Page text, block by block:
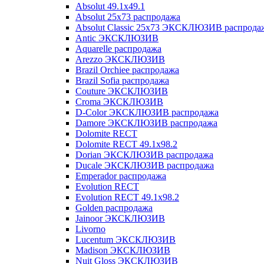
Absolut 49.1x49.1
Absolut 25x73 распродажа
Absolut Classic 25x73 ЭКСКЛЮЗИВ
Antic ЭКСКЛЮЗИВ
Aquarelle распродажа
Arezzo ЭКСКЛЮЗИВ
Brazil Orchiee распродажа
Brazil Sofia распродажа
Couture ЭКСКЛЮЗИВ
Croma ЭКСКЛЮЗИВ
D-Color ЭКСКЛЮЗИВ распродажа
Damore ЭКСКЛЮЗИВ распродажа
Dolomite RECT
Dolomite RECT 49.1x98.2
Dorian ЭКСКЛЮЗИВ распродажа
Ducale ЭКСКЛЮЗИВ распродажа
Emperador распродажа
Evolution RECT
Evolution RECT 49.1x98.2
Golden распродажа
Jainoor ЭКСКЛЮЗИВ
Livorno
Lucentum ЭКСКЛЮЗИВ
Madison ЭКСКЛЮЗИВ
Nuit Gloss ЭКСКЛЮЗИВ